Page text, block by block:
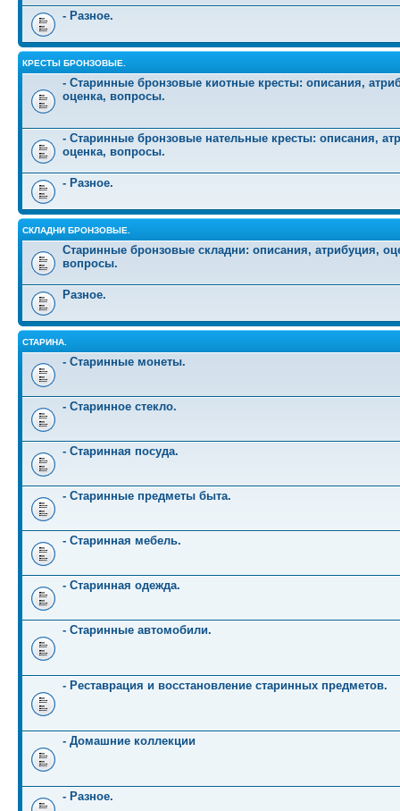
- Разное.
КРЕСТЫ БРОНЗОВЫЕ.
- Старинные бронзовые киотные кресты: описания,
оценка, вопросы.
- Старинные бронзовые нательные кресты: описания,
оценка, вопросы.
- Разное.
СКЛАДНИ БРОНЗОВЫЕ.
Старинные бронзовые складни: описания, атрибуция,
вопросы.
Разное.
СТАРИНА.
- Старинные монеты.
- Старинное стекло.
- Старинная посуда.
- Старинные предметы быта.
- Старинная мебель.
- Старинная одежда.
- Старинные автомобили.
- Реставрация и восстановление старинных предметов.
- Домашние коллекции
- Разное.